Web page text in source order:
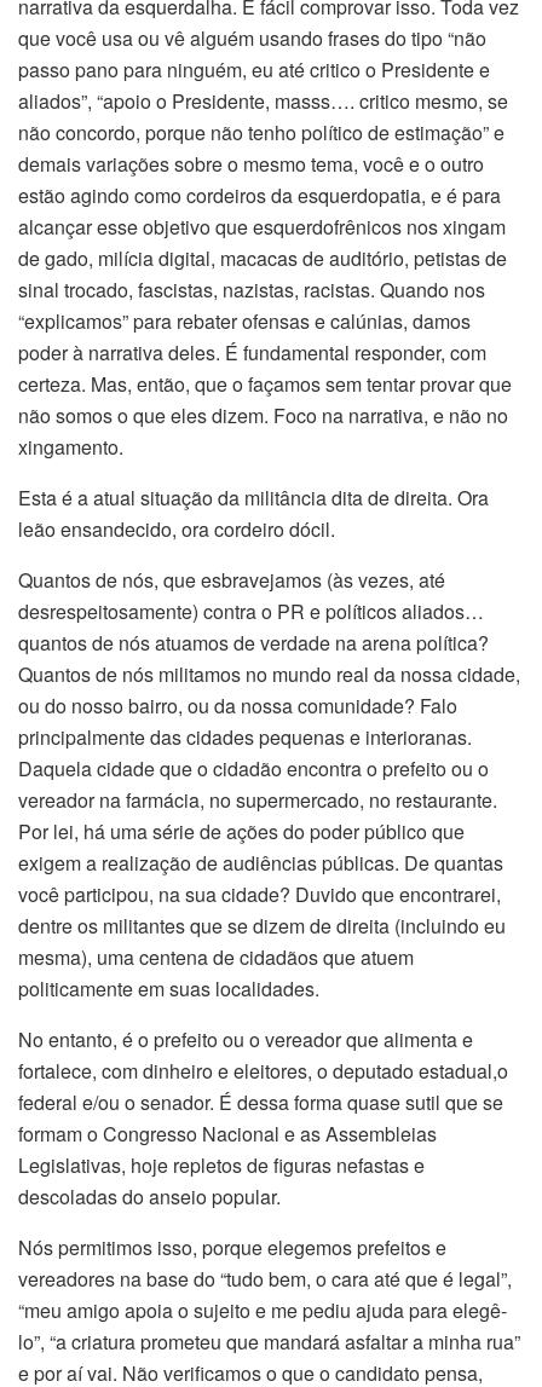
narrativa da esquerdalha. É fácil comprovar isso. Toda vez
que você usa ou vê alguém usando frases do tipo “não
passo pano para ninguém, eu até critico o Presidente e
aliados”, “apoio o Presidente, masss…. critico mesmo, se
não concordo, porque não tenho político de estimação” e
demais variações sobre o mesmo tema, você e o outro
estão agindo como cordeiros da esquerdopatia, e é para
alcançar esse objetivo que esquerdofrênicos nos xingam
de gado, milícia digital, macacas de auditório, petistas de
sinal trocado, fascistas, nazistas, racistas. Quando nos
“explicamos” para rebater ofensas e calúnias, damos
poder à narrativa deles. É fundamental responder, com
certeza. Mas, então, que o façamos sem tentar provar que
não somos o que eles dizem. Foco na narrativa, e não no
xingamento.
Esta é a atual situação da militância dita de direita. Ora
leão ensandecido, ora cordeiro dócil.
Quantos de nós, que esbravejamos (às vezes, até
desrespeitosamente) contra o PR e políticos aliados…
quantos de nós atuamos de verdade na arena política?
Quantos de nós militamos no mundo real da nossa cidade,
ou do nosso bairro, ou da nossa comunidade? Falo
principalmente das cidades pequenas e interioranas.
Daquela cidade que o cidadão encontra o prefeito ou o
vereador na farmácia, no supermercado, no restaurante.
Por lei, há uma série de ações do poder público que
exigem a realização de audiências públicas. De quantas
você participou, na sua cidade? Duvido que encontrarei,
dentre os militantes que se dizem de direita (incluindo eu
mesma), uma centena de cidadãos que atuem
politicamente em suas localidades.
No entanto, é o prefeito ou o vereador que alimenta e
fortalece, com dinheiro e eleitores, o deputado estadual,o
federal e/ou o senador. É dessa forma quase sutil que se
formam o Congresso Nacional e as Assembleias
Legislativas, hoje repletos de figuras nefastas e
descoladas do anseio popular.
Nós permitimos isso, porque elegemos prefeitos e
vereadores na base do “tudo bem, o cara até que é legal”,
“meu amigo apoia o sujeito e me pediu ajuda para elegê-
lo”, “a criatura prometeu que mandará asfaltar a minha rua”
e por aí vai. Não verificamos o que o candidato pensa,